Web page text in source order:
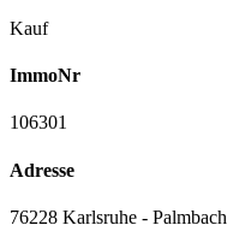
Kauf
ImmoNr
106301
Adresse
76228 Karlsruhe - Palmbach